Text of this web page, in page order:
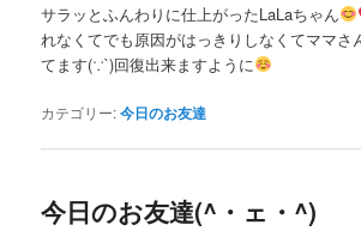
サラッとふんわりに仕上がったLaLaちゃん
れなくてでも原因がはっきりしなくてママさ
てます(∵`)回復出来ますように
カテゴリー:今日のお友達
今日のお友達(^・ェ・^)